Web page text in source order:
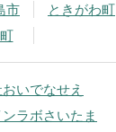
市
ときがわ町
いでなせえ
ラボさいたま